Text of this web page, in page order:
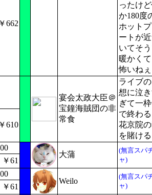
ったけ
か180度
ホット
ートが
いてそ
暖かく
怖いねぇ
￥662
宴会太政大臣＠
宝鐘海賊団の非
常食
ライブ
想に泣
ぎて一
で終わ
花京院
を賭ける
￥610
大蒲
(無言スパ
ャ)
￥61
Weilo
(無言スパ
ャ)
￥61